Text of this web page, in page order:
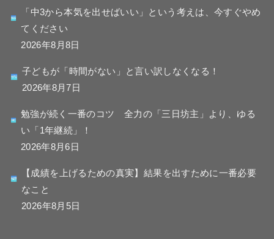
「中3から本気を出せばいい」という考えは、今すぐやめ
てください
2026年8月8日
子どもが「時間がない」と言い訳しなくなる！
2026年8月7日
勉強が続く一番のコツ 全力の「三日坊主」より、ゆる
い「1年継続」！
2026年8月6日
【成績を上げるための真実】結果を出すために一番必要
なこと
2026年8月5日